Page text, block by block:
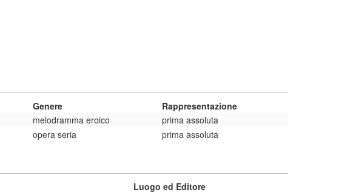
Genere
Rappresentazione
melodramma eroico
prima assoluta
opera seria prima assoluta
Luogo ed Editore